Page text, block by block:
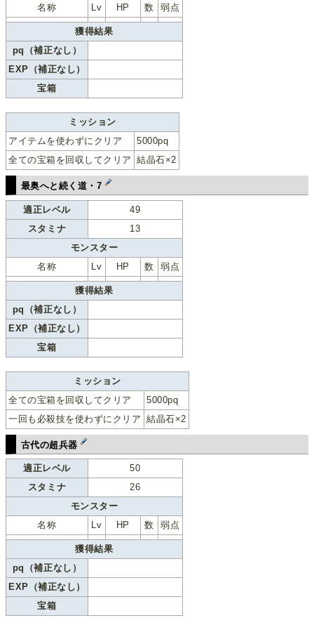
名称 Lv HP 数 弱点
獲得結果
pq（補正なし）
EXP（補正なし）
宝箱
ミッション
アイテムを使わずにクリア
5000pq
全ての宝箱を回収してクリア 結晶石×2
最奥へと続く道・7
適正レベル
49
スタミナ
13
モンスター
名称
Lv HP 数 弱点
獲得結果
pq（補正なし）
EXP（補正なし）
宝箱
ミッション
全ての宝箱を回収してクリア
5000pq
一回も必殺技を使わずにクリア 結晶石×2
古代の超兵器
適正レベル
50
スタミナ
26
モンスター
名称
Lv HP 数 弱点
獲得結果
pq（補正なし）
EXP（補正なし）
宝箱